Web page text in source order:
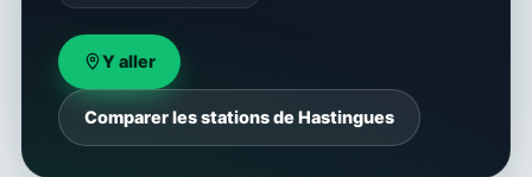
Y aller
Comparer les stations de Hastingues